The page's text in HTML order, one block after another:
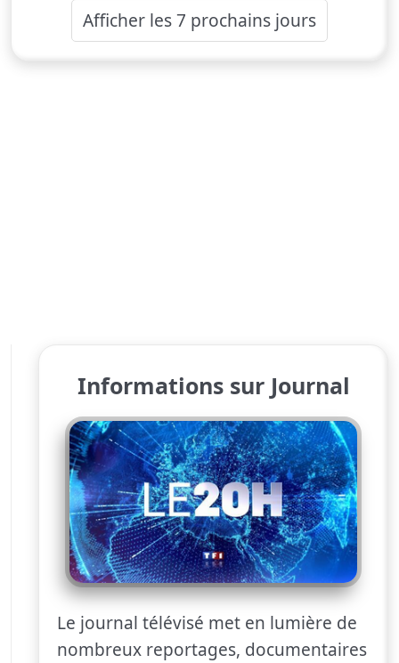
Afficher les 7 prochains jours
Informations sur Journal
Le journal télévisé met en lumière de
nombreux reportages, documentaires